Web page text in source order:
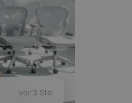
vor 3 Std.